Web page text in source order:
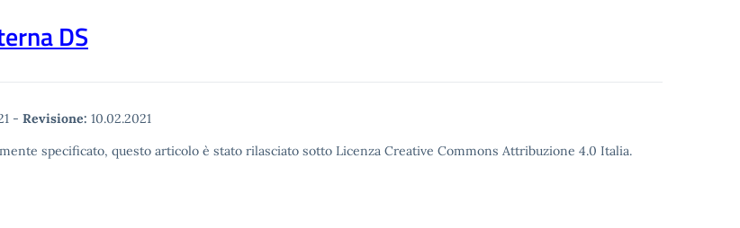
DS
- Revisione: 10.02.2021
specificato, questo articolo è stato rilasciato sotto Licenza Creative Commons Attribuzione 4.0 Italia.